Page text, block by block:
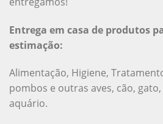
Entrega em casa de produtos
estimação:
Alimentação, Higiene,
pombos e outras aves, cão,
aquário.